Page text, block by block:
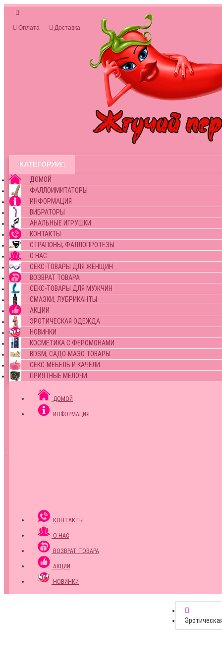
Оплата Доставка
КАТЕГОРИИ
ДОМОЙ
ФАЛЛОИМИТАТОРЫ
ИНФОРМАЦИЯ
ВИБРАТОРЫ
АНАЛЬНЫЕ ИГРУШКИ
КОНТАКТЫ
СТРАПОНЫ, ФАЛЛОПРОТЕЗЫ
О НАС
СЕКС-ТОВАРЫ ДЛЯ ЖЕНЩИН
ВОЗВРАТ ТОВАРА
СЕКС-ТОВАРЫ ДЛЯ МУЖЧИН
СМАЗКИ, ЛУБРИКАНТЫ
АКЦИИ
ЭРОТИЧЕСКАЯ ОДЕЖДА
НОВИНКИ
КОСМЕТИКА С ФЕРОМОНАМИ
BDSM, САДО-МАЗО ТОВАРЫ
СЕКС-МЕБЕЛЬ И КАЧЕЛИ
ПРИЯТНЫЕ МЕЛОЧИ
ДОМОЙ
ИНФОРМАЦИЯ
КОНТАКТЫ
О НАС
ВОЗВРАТ ТОВАРА
АКЦИИ
НОВИНКИ